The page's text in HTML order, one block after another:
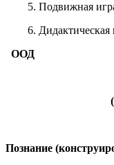
5. Подвижная
6. Дидактическая
ООД
Познание